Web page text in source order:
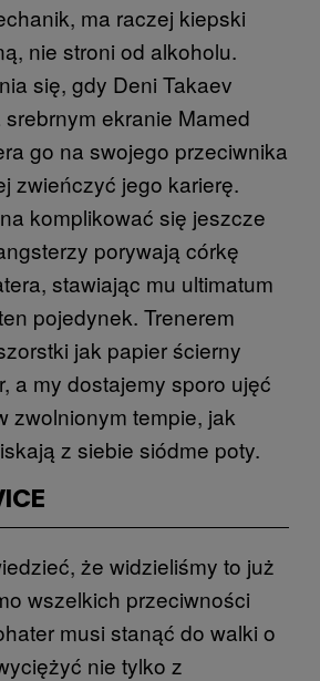
ma raczej kiepski
nie stroni od alkoholu.
się, gdy Deni Takaev
ekranie Mamed
go na swojego przeciwnika
zwieńczyć jego karierę.
komplikować się jeszcze
porywają córkę
stawiając mu ultimatum
pojedynek. Trenerem
jak papier ścierny
a my dostajemy sporo ujęć
zwolnionym tempie, jak
z siebie siódme poty.
że widzieliśmy to już
wszelkich przeciwności
musi stanąć do walki o
nie tylko z